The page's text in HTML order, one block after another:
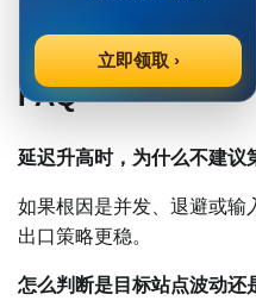
：同
FAQ
延迟升高时，为什么不建议
如果根因是并发、退避或输
出口策略更稳。
怎么判断是目标站点波动还
立即领取 ›